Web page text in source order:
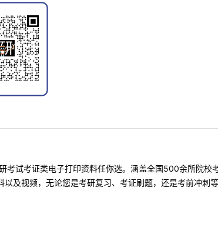
考试考证类电子打印资料任你选。涵盖全国500余所院
及视频，无论您是考研复习、考证刷题，还是考前冲刺